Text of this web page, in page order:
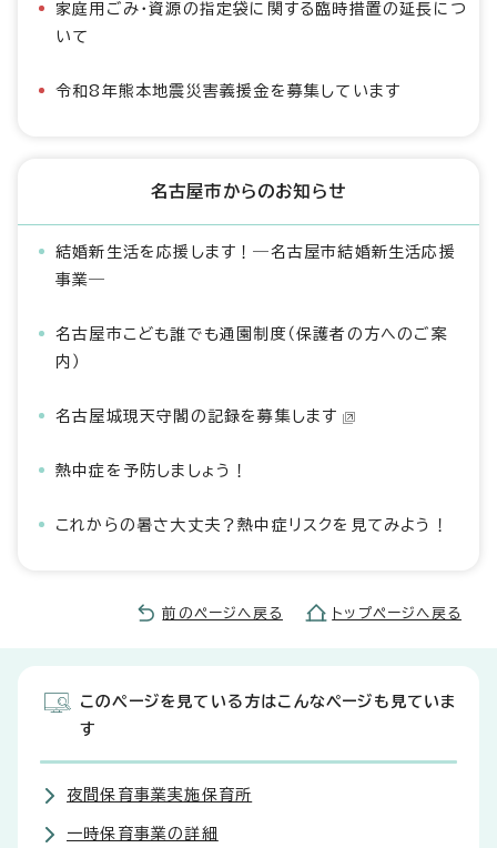
家庭用ごみ・資源の指定袋に関する臨時措置の延長につ
いて
令和8年熊本地震災害義援金を募集しています
名古屋市からのお知らせ
結婚新生活を応援します！―名古屋市結婚新生活応援
事業―
名古屋市こども誰でも通園制度（保護者の方へのご案
内）
名古屋城現天守閣の記録を募集します
熱中症を予防しましょう！
これからの暑さ大丈夫？熱中症リスクを見てみよう！
前のページへ戻る トップページへ戻る
このページを見ている方はこんなページも見ていま
す
夜間保育事業実施保育所
一時保育事業の詳細